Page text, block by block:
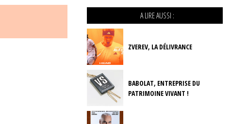
A LIRE AUSSI :
ZVEREV, LA DÉLIVRANCE
BABOLAT, ENTREPRISE DU
PATRIMOINE VIVANT !